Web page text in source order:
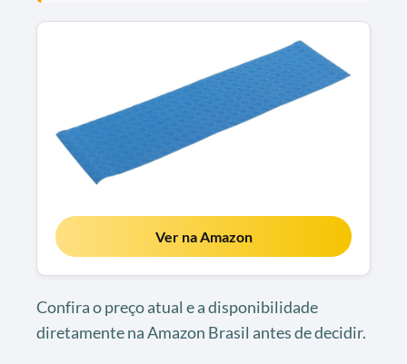
Ver na Amazon
Confira o preço atual e a disponibilidade
diretamente na Amazon Brasil antes de decidir.